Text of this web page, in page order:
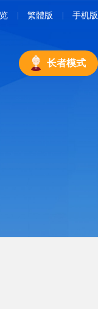
繁體版 手机版
长者模式